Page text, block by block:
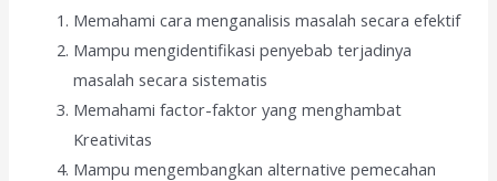
Memahami cara menganalisis masalah secara efektif
Mampu mengidentifikasi penyebab terjadinya
masalah secara sistematis
Memahami factor-faktor yang menghambat
Kreativitas
Mampu mengembangkan alternative pemecahan